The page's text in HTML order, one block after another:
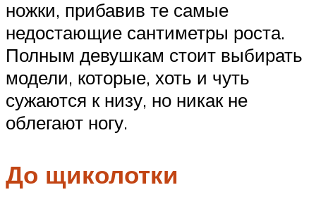
ножки, прибавив те самые
недостающие сантиметры роста.
Полным девушкам стоит выбирать
модели, которые, хоть и чуть
сужаются к низу, но никак не
облегают ногу.
До щиколотки